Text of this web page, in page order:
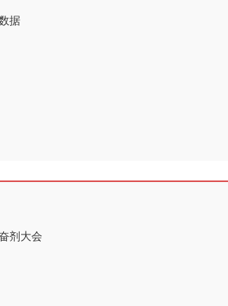
据
剂大会